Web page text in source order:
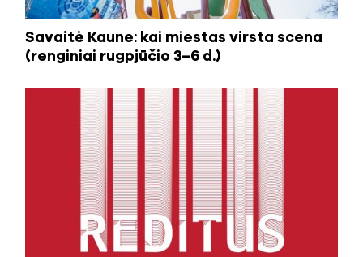
Savaitė Kaune: kai miestas virsta scena
(renginiai rugpjūčio 3–6 d.)